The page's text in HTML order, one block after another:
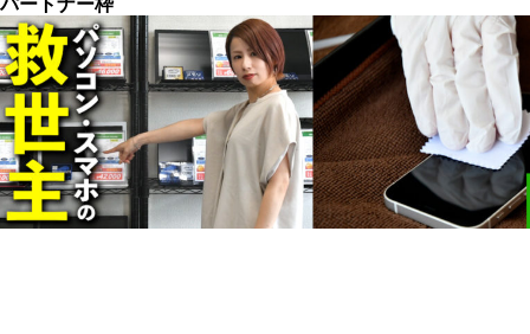
パートナー枠